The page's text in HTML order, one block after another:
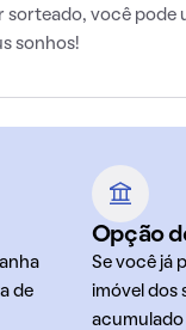
sorteado, você
sonhos!
de
Opção
Se você já
imóvel dos
acumulado